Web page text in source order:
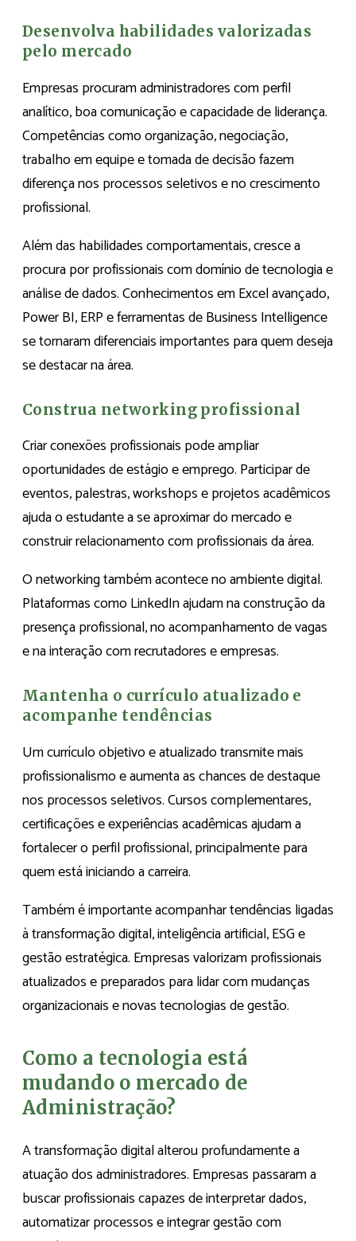
Desenvolva habilidades valorizadas
pelo mercado
Empresas procuram administradores com perfil
analítico, boa comunicação e capacidade de liderança.
Competências como organização, negociação,
trabalho em equipe e tomada de decisão fazem
diferença nos processos seletivos e no crescimento
profissional.
Além das habilidades comportamentais, cresce a
procura por profissionais com domínio de tecnologia e
análise de dados. Conhecimentos em Excel avançado,
Power BI, ERP e ferramentas de Business Intelligence
se tornaram diferenciais importantes para quem deseja
se destacar na área.
Construa networking profissional
Criar conexões profissionais pode ampliar
oportunidades de estágio e emprego. Participar de
eventos, palestras, workshops e projetos acadêmicos
ajuda o estudante a se aproximar do mercado e
construir relacionamento com profissionais da área.
O networking também acontece no ambiente digital.
Plataformas como LinkedIn ajudam na construção da
presença profissional, no acompanhamento de vagas
e na interação com recrutadores e empresas.
Mantenha o currículo atualizado e
acompanhe tendências
Um currículo objetivo e atualizado transmite mais
profissionalismo e aumenta as chances de destaque
nos processos seletivos. Cursos complementares,
certificações e experiências acadêmicas ajudam a
fortalecer o perfil profissional, principalmente para
quem está iniciando a carreira.
Também é importante acompanhar tendências ligadas
à transformação digital, inteligência artificial, ESG e
gestão estratégica. Empresas valorizam profissionais
atualizados e preparados para lidar com mudanças
organizacionais e novas tecnologias de gestão.
Como a tecnologia está
mudando o mercado de
Administração?
A transformação digital alterou profundamente a
atuação dos administradores. Empresas passaram a
buscar profissionais capazes de interpretar dados,
automatizar processos e integrar gestão com